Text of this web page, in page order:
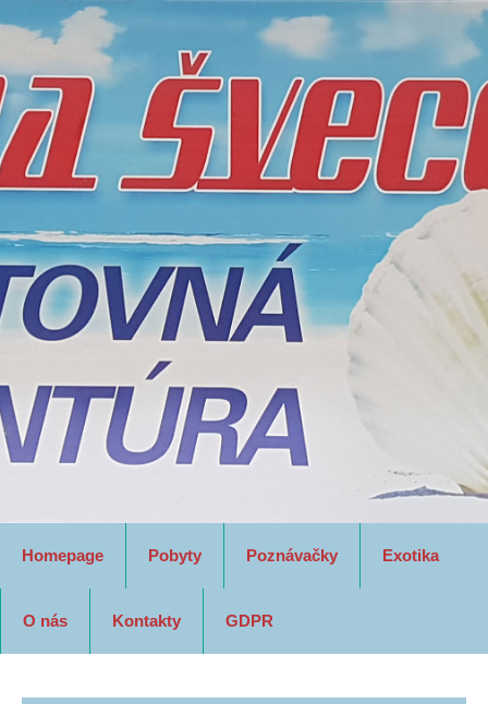
Homepage Pobyty Poznávačky Exotika
O nás Kontakty GDPR